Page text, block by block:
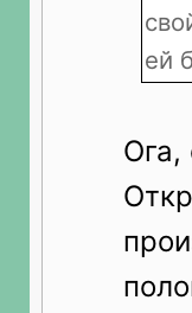
ей
Ога,